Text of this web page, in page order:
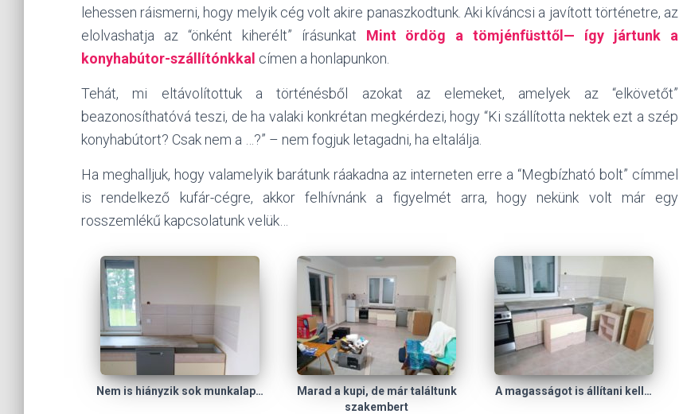
lehessen ráismerni, hogy melyik cég volt akire panaszkodtunk. Aki kíváncsi a javított történetre, az
elolvashatja az “önként kiherélt” írásunkat Mint ördög a tömjénfüsttől— így jártunk a
konyhabútor-szállítónkkal címen a honlapunkon.
Tehát, mi eltávolítottuk a történésből azokat az elemeket, amelyek az “elkövetőt”
beazonosíthatóvá teszi, de ha valaki konkrétan megkérdezi, hogy “Ki szállította nektek ezt a szép
konyhabútort? Csak nem a …?” – nem fogjuk letagadni, ha eltalálja.
Ha meghalljuk, hogy valamelyik barátunk ráakadna az interneten erre a “Megbízható bolt” címmel
is rendelkező kufár-cégre, akkor felhívnánk a figyelmét arra, hogy nekünk volt már egy
rosszemlékű kapcsolatunk velük…
Nem is hiányzik sok munkalap…
Marad a kupi, de már találtunk
szakembert
A magasságot is állítani kell…